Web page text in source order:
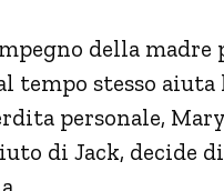
della
stesso aiuta
personale,
di Jack,